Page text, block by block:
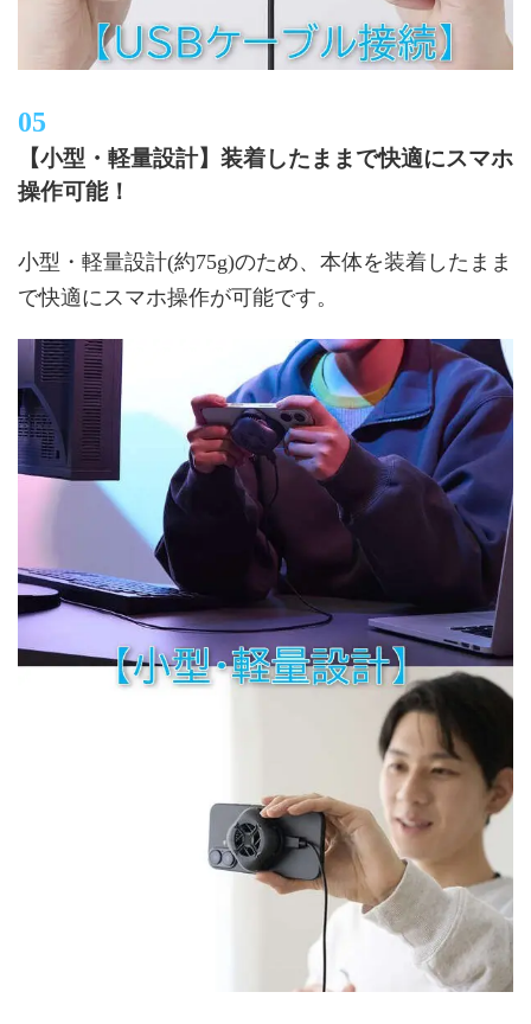
【小型・軽量設計】装着したままで快適にスマホ
操作可能！
小型・軽量設計(約75g)のため、本体を装着したまま
で快適にスマホ操作が可能です。